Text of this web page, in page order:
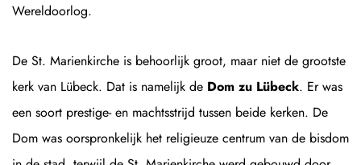
Wereldoorlog.
De St. Marienkirche is behoorlijk groot, maar niet de grootste
kerk van Lübeck. Dat is namelijk de Dom zu Lübeck. Er was
een soort prestige- en machtsstrijd tussen beide kerken. De
Dom was oorspronkelijk het religieuze centrum van de bisdom